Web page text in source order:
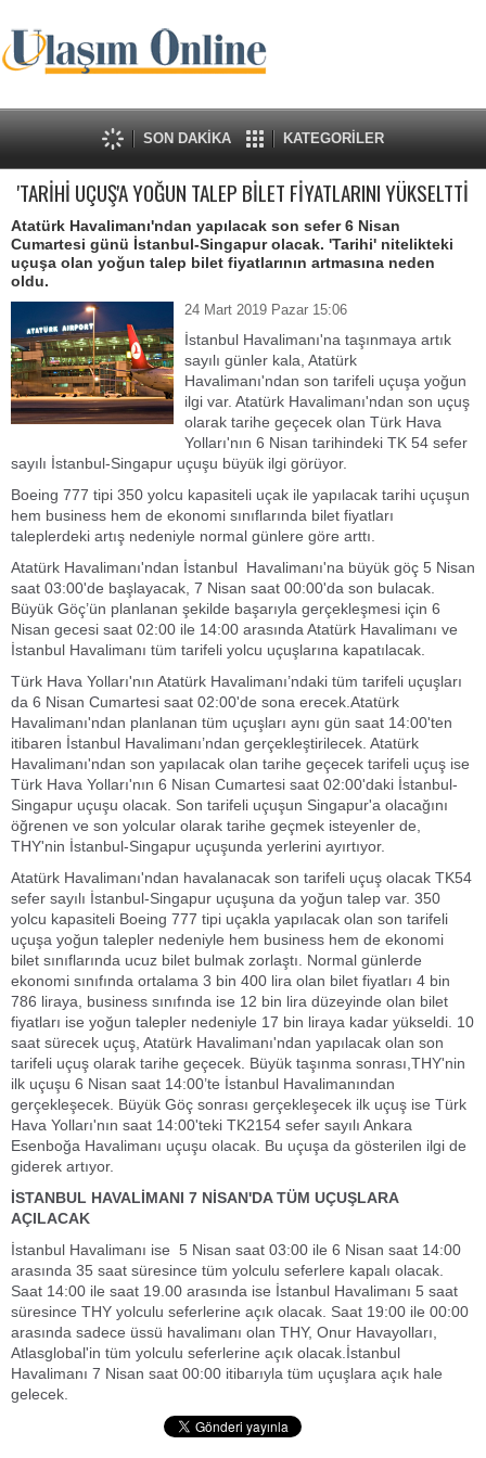
SON DAKİKA KATEGORİLER
'TARİHİ UÇUŞ'A YOĞUN TALEP BİLET FİYATLARINI YÜKSELTTİ
Atatürk Havalimanı'ndan yapılacak son sefer 6 Nisan
Cumartesi günü İstanbul-Singapur olacak. 'Tarihi' nitelikteki
uçuşa olan yoğun talep bilet fiyatlarının artmasına neden
oldu.
24 Mart 2019 Pazar 15:06
İstanbul Havalimanı'na taşınmaya artık
sayılı günler kala, Atatürk
Havalimanı'ndan son tarifeli uçuşa yoğun
ilgi var. Atatürk Havalimanı'ndan son uçuş
olarak tarihe geçecek olan Türk Hava
Yolları'nın 6 Nisan tarihindeki TK 54 sefer
sayılı İstanbul-Singapur uçuşu büyük ilgi görüyor.
Boeing 777 tipi 350 yolcu kapasiteli uçak ile yapılacak tarihi uçuşun
hem business hem de ekonomi sınıflarında bilet fiyatları
taleplerdeki artış nedeniyle normal günlere göre arttı.
Atatürk Havalimanı'ndan İstanbul Havalimanı'na büyük göç 5 Nisan
saat 03:00'de başlayacak, 7 Nisan saat 00:00'da son bulacak.
Büyük Göç’ün planlanan şekilde başarıyla gerçekleşmesi için 6
Nisan gecesi saat 02:00 ile 14:00 arasında Atatürk Havalimanı ve
İstanbul Havalimanı tüm tarifeli yolcu uçuşlarına kapatılacak.
Türk Hava Yolları'nın Atatürk Havalimanı’ndaki tüm tarifeli uçuşları
da 6 Nisan Cumartesi saat 02:00'de sona erecek.Atatürk
Havalimanı'ndan planlanan tüm uçuşları aynı gün saat 14:00'ten
itibaren İstanbul Havalimanı’ndan gerçekleştirilecek. Atatürk
Havalimanı'ndan son yapılacak olan tarihe geçecek tarifeli uçuş ise
Türk Hava Yolları'nın 6 Nisan Cumartesi saat 02:00'daki İstanbul-
Singapur uçuşu olacak. Son tarifeli uçuşun Singapur'a olacağını
öğrenen ve son yolcular olarak tarihe geçmek isteyenler de,
THY'nin İstanbul-Singapur uçuşunda yerlerini ayırtıyor.
Atatürk Havalimanı'ndan havalanacak son tarifeli uçuş olacak TK54
sefer sayılı İstanbul-Singapur uçuşuna da yoğun talep var. 350
yolcu kapasiteli Boeing 777 tipi uçakla yapılacak olan son tarifeli
uçuşa yoğun talepler nedeniyle hem business hem de ekonomi
bilet sınıflarında ucuz bilet bulmak zorlaştı. Normal günlerde
ekonomi sınıfında ortalama 3 bin 400 lira olan bilet fiyatları 4 bin
786 liraya, business sınıfında ise 12 bin lira düzeyinde olan bilet
fiyatları ise yoğun talepler nedeniyle 17 bin liraya kadar yükseldi. 10
saat sürecek uçuş, Atatürk Havalimanı'ndan yapılacak olan son
tarifeli uçuş olarak tarihe geçecek. Büyük taşınma sonrası,THY'nin
ilk uçuşu 6 Nisan saat 14:00’te İstanbul Havalimanından
gerçekleşecek. Büyük Göç sonrası gerçekleşecek ilk uçuş ise Türk
Hava Yolları'nın saat 14:00'teki TK2154 sefer sayılı Ankara
Esenboğa Havalimanı uçuşu olacak. Bu uçuşa da gösterilen ilgi de
giderek artıyor.
İSTANBUL HAVALİMANI 7 NİSAN'DA TÜM UÇUŞLARA
AÇILACAK
İstanbul Havalimanı ise 5 Nisan saat 03:00 ile 6 Nisan saat 14:00
arasında 35 saat süresince tüm yolculu seferlere kapalı olacak.
Saat 14:00 ile saat 19.00 arasında ise İstanbul Havalimanı 5 saat
süresince THY yolculu seferlerine açık olacak. Saat 19:00 ile 00:00
arasında sadece üssü havalimanı olan THY, Onur Havayolları,
Atlasglobal'in tüm yolculu seferlerine açık olacak.İstanbul
Havalimanı 7 Nisan saat 00:00 itibarıyla tüm uçuşlara açık hale
gelecek.